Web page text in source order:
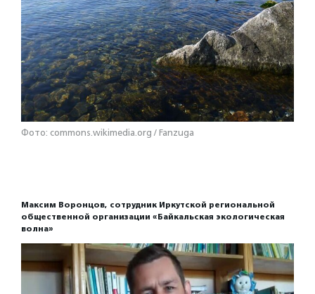
Фото: commons.wikimedia.org / Fanzuga
Максим Воронцов, сотрудник Иркутской региональной
общественной организации «Байкальская экологическая
волна»